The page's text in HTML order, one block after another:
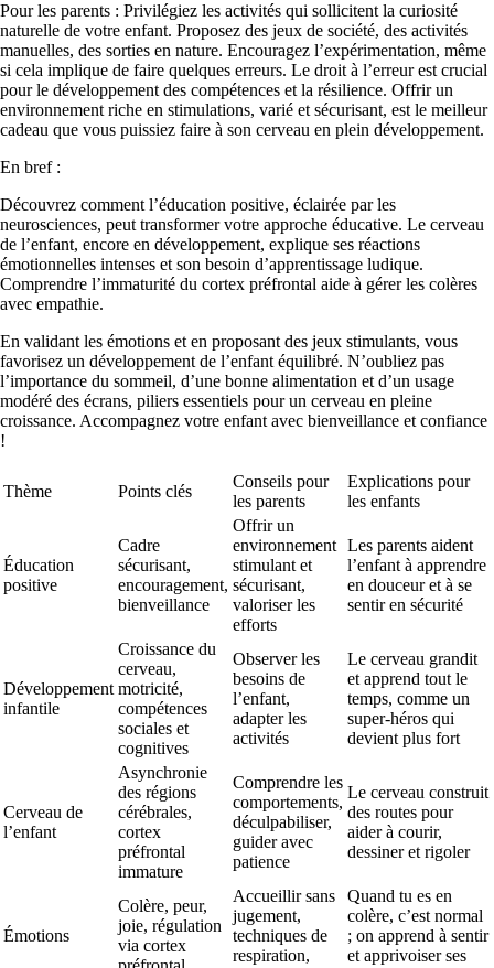
Pour les parents : Privilégiez les activités qui sollicitent la curiosité
naturelle de votre enfant. Proposez des jeux de société, des activités
manuelles, des sorties en nature. Encouragez l’expérimentation, même
si cela implique de faire quelques erreurs. Le droit à l’erreur est crucial
pour le développement des compétences et la résilience. Offrir un
environnement riche en stimulations, varié et sécurisant, est le meilleur
cadeau que vous puissiez faire à son cerveau en plein développement.
En bref :
Découvrez comment l’éducation positive, éclairée par les
neurosciences, peut transformer votre approche éducative. Le cerveau
de l’enfant, encore en développement, explique ses réactions
émotionnelles intenses et son besoin d’apprentissage ludique.
Comprendre l’immaturité du cortex préfrontal aide à gérer les colères
avec empathie.
En validant les émotions et en proposant des jeux stimulants, vous
favorisez un développement de l’enfant équilibré. N’oubliez pas
l’importance du sommeil, d’une bonne alimentation et d’un usage
modéré des écrans, piliers essentiels pour un cerveau en pleine
croissance. Accompagnez votre enfant avec bienveillance et confiance
!
Thème Points clés
Conseils pour
les parents
Explications pour
les enfants
Éducation
positive
Cadre
sécurisant,
encouragement,
bienveillance
Offrir un
environnement
stimulant et
sécurisant,
valoriser les
efforts
Les parents aident
l’enfant à apprendre
en douceur et à se
sentir en sécurité
Développement
infantile
Croissance du
cerveau,
motricité,
compétences
sociales et
cognitives
Observer les
besoins de
l’enfant,
adapter les
activités
Le cerveau grandit
et apprend tout le
temps, comme un
super-héros qui
devient plus fort
Cerveau de
l’enfant
Asynchronie
des régions
cérébrales,
cortex
préfrontal
immature
Comprendre les
comportements,
déculpabiliser,
guider avec
patience
Le cerveau construit
des routes pour
aider à courir,
dessiner et rigoler
Émotions
Colère, peur,
joie, régulation
via cortex
Accueillir sans
jugement,
techniques de
respiration,
Quand tu es en
colère, c’est normal
; on apprend à sentir
et apprivoiser ses